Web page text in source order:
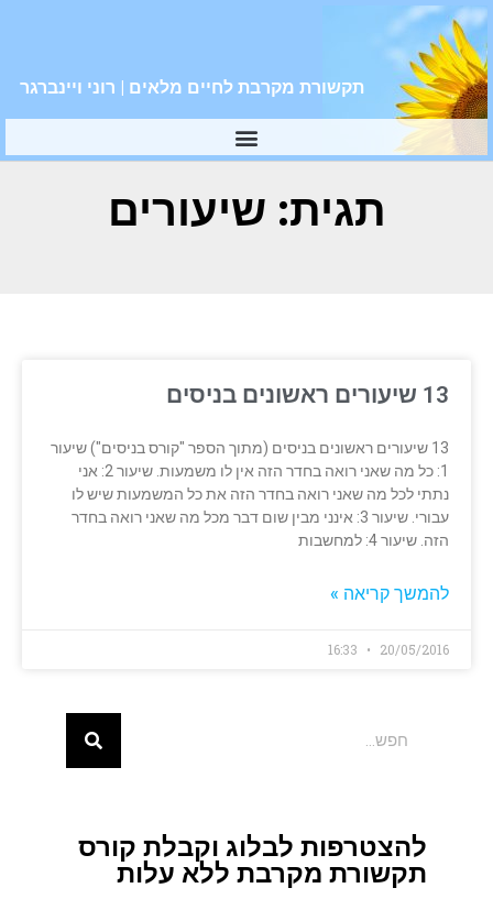
תקשורת מקרבת לחיים מלאים | רוני ויינברגר
תגית: שיעורים
13 שיעורים ראשונים בניסים
13 שיעורים ראשונים בניסים (מתוך הספר "קורס בניסים") שיעור
1: כל מה שאני רואה בחדר הזה אין לו משמעות. שיעור 2: אני
נתתי לכל מה שאני רואה בחדר הזה את כל המשמעות שיש לו
עבורי. שיעור 3: אינני מבין שום דבר מכל מה שאני רואה בחדר
הזה. שיעור 4: למחשבות
להמשך קריאה »
20/05/2016
להצטרפות לבלוג וקבלת קורס
תקשורת מקרבת ללא עלות